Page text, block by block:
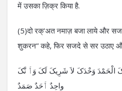
में उसका ज़िक्र किया है.
(5)दो रक्’अत नमाज़ बजा लाये और
शुकरन” कहे, फिर सजदे से सर उठाए
الْحَمْدَ وَحْدَکَ لاَ شَرِیکَ لَکَ وَٲَ نَّکَ
واحِدٌ ٲَحَدٌ صَمَدٌ